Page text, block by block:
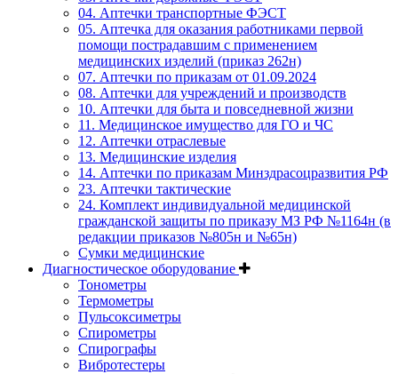
04. Аптечки транспортные ФЭСТ
05. Аптечка для оказания работниками первой
помощи пострадавшим с применением
медицинских изделий (приказ 262н)
07. Аптечки по приказам от 01.09.2024
08. Аптечки для учреждений и производств
10. Аптечки для быта и повседневной жизни
11. Медицинское имущество для ГО и ЧС
12. Аптечки отраслевые
13. Медицинские изделия
14. Аптечки по приказам Минздрасоцразвития РФ
23. Аптечки тактические
24. Комплект индивидуальной медицинской
гражданской защиты по приказу МЗ РФ №1164н (в
редакции приказов №805н и №65н)
Сумки медицинские
Диагностическое оборудование
Тонометры
Термометры
Пульсоксиметры
Спирометры
Спирографы
Вибротестеры